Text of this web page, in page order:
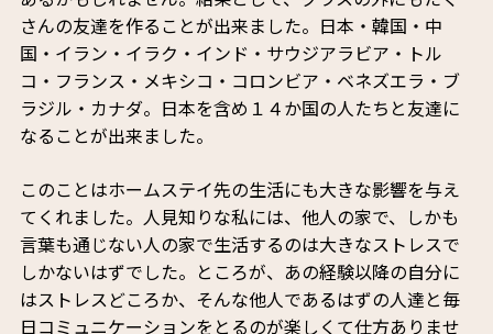
さんの友達を作ることが出来ました。日本・韓国・中
国・イラン・イラク・インド・サウジアラビア・トル
コ・フランス・メキシコ・コロンビア・ベネズエラ・ブ
ラジル・カナダ。日本を含め１４か国の人たちと友達に
なることが出来ました。
このことはホームステイ先の生活にも大きな影響を与え
てくれました。人見知りな私には、他人の家で、しかも
言葉も通じない人の家で生活するのは大きなストレスで
しかないはずでした。ところが、あの経験以降の自分に
はストレスどころか、そんな他人であるはずの人達と毎
日コミュニケーションをとるのが楽しくて仕方ありませ